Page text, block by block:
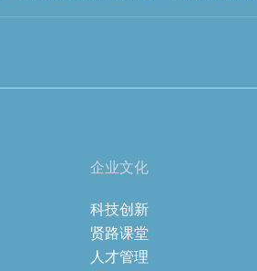
企业文化
科技创新
贤路课堂
人才管理